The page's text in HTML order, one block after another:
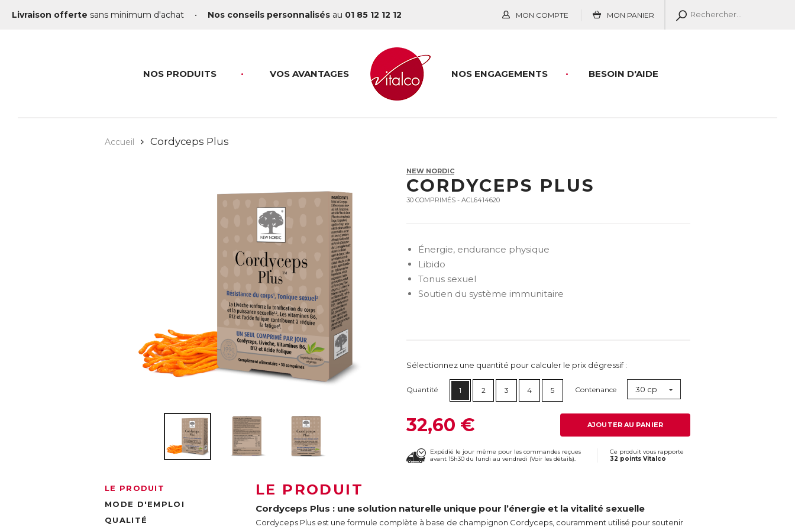
Livraison offerte sans minimum d'achat • Nos conseils personnalisés au 01 85 12 12 12 MON COMPTE MON PANIER
NOS PRODUITS VOS AVANTAGES BESOIN D'AIDE
NOS ENGAGEMENTS
Accueil Cordyceps Plus
NEW NORDIC
CORDYCEPS PLUS
30 COMPRIMÉS - ACL6414620
Énergie, endurance physique
Libido
Tonus sexuel
Soutien du système immunitaire
Sélectionnez une quantité pour calculer le prix dégressif :
Quantité 1 2 3 4 5 Contenance 30 cp
32,60 € AJOUTER AU PANIER
Expédié le jour même pour les commandes reçues
avant 15h30 du lundi au vendredi (Voir les détails).
Ce produit vous rapporte
32 points Vitalco
LE PRODUIT
MODE D'EMPLOI
QUALITÉ
LE PRODUIT
Cordyceps Plus : une solution naturelle unique pour l’énergie et la vitalité sexuelle
Cordyceps Plus est une formule complète à base de champignon Cordyceps, couramment utilisé pour soutenir